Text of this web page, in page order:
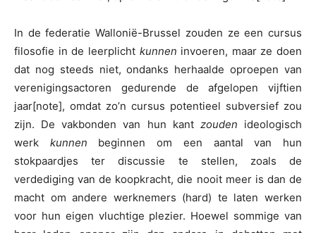
In de federatie Wallonië-Brussel zouden ze een cursus
filosofie in de leerplicht kunnen invoeren, maar ze doen
dat nog steeds niet, ondanks herhaalde oproepen van
verenigingsactoren gedurende de afgelopen vijftien
jaar[note], omdat zo’n cursus potentieel subversief zou
zijn. De vakbonden van hun kant zouden ideologisch
werk kunnen beginnen om een aantal van hun
stokpaardjes ter discussie te stellen, zoals de
verdediging van de koopkracht, die nooit meer is dan de
macht om andere werknemers (hard) te laten werken
voor hun eigen vluchtige plezier. Hoewel sommige van